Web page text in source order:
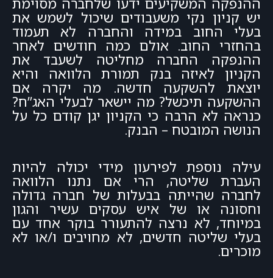
יש קניון נקי משעבודים שיכול לשמש את
בעלי החוב במידה והחברה לא תעמוד
בהחזרי החוב. אולם כמה חודשים לאחר
ההנפקה החברה מחליטה לשעבד את
הקניון לאיזה בנק תמורת הלוואה והיא
יוצאת להשקעה חדשה. מה יקרה אם
ההשקעה תיכשל? מה יישאר לבעלי האג”ח?
כנראה לא הרבה כי הקניון יגן קודם כל על
הנושה המובטח – הבנק.
עילה נוספת לפירעון מידי יכולה להיות
העברת שליטה, הרי אם נתנו הלוואה
לחברה שהייתה בבעלות של חברה גדולה
וחסונה או של איש עסקים עשיר והגון
במיוחד, לא נרצה להתעורר בוקר אחד עם
בעלי שליטה חדשים, לא מחויבים ו/או לא
מוכרים.